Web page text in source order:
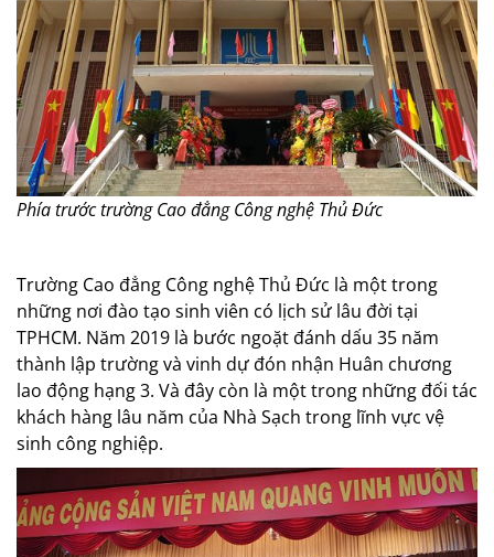
Phía trước trường Cao đẳng Công nghệ Thủ Đức
Trường Cao đẳng Công nghệ Thủ Đức là một trong
những nơi đào tạo sinh viên có lịch sử lâu đời tại
TPHCM. Năm 2019 là bước ngoặt đánh dấu 35 năm
thành lập trường và vinh dự đón nhận Huân chương
lao động hạng 3. Và đây còn là một trong những đối tác
khách hàng lâu năm của Nhà Sạch trong lĩnh vực vệ
sinh công nghiệp.